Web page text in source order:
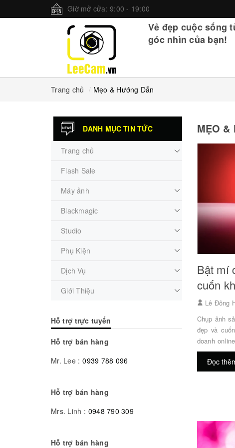
Giờ mở cửa: 9:00 - 19:00
Vẻ đẹp cuộc sống
góc nhìn của bạn!
Trang chủ Mẹo & Hướng Dẫn
MẸO &
Bật mí
cuốn
Lê Đông
Chụp ảnh
đẹp và
doanh
khách
ảnh trên
không nên
Đọc
DANH MỤC TIN TỨC
Trang chủ
Flash Sale
Máy ảnh
Blackmagic
Studio
Phụ Kiện
Dịch Vụ
Giới Thiệu
Hỗ trợ trực tuyến
Hỗ trợ bán hàng
Mr. Lee : 0939 788 096
Hỗ trợ bán hàng
Mrs. Linh : 0948 790 309
Hỗ trợ bán hàng